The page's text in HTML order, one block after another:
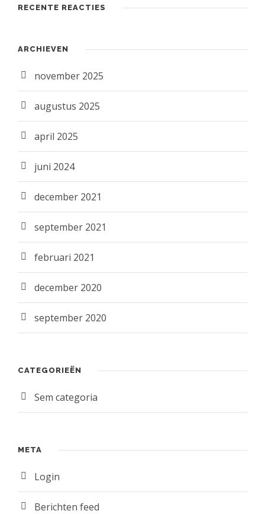
RECENTE REACTIES
ARCHIEVEN
november 2025
augustus 2025
april 2025
juni 2024
december 2021
september 2021
februari 2021
december 2020
september 2020
CATEGORIEËN
Sem categoria
META
Login
Berichten feed